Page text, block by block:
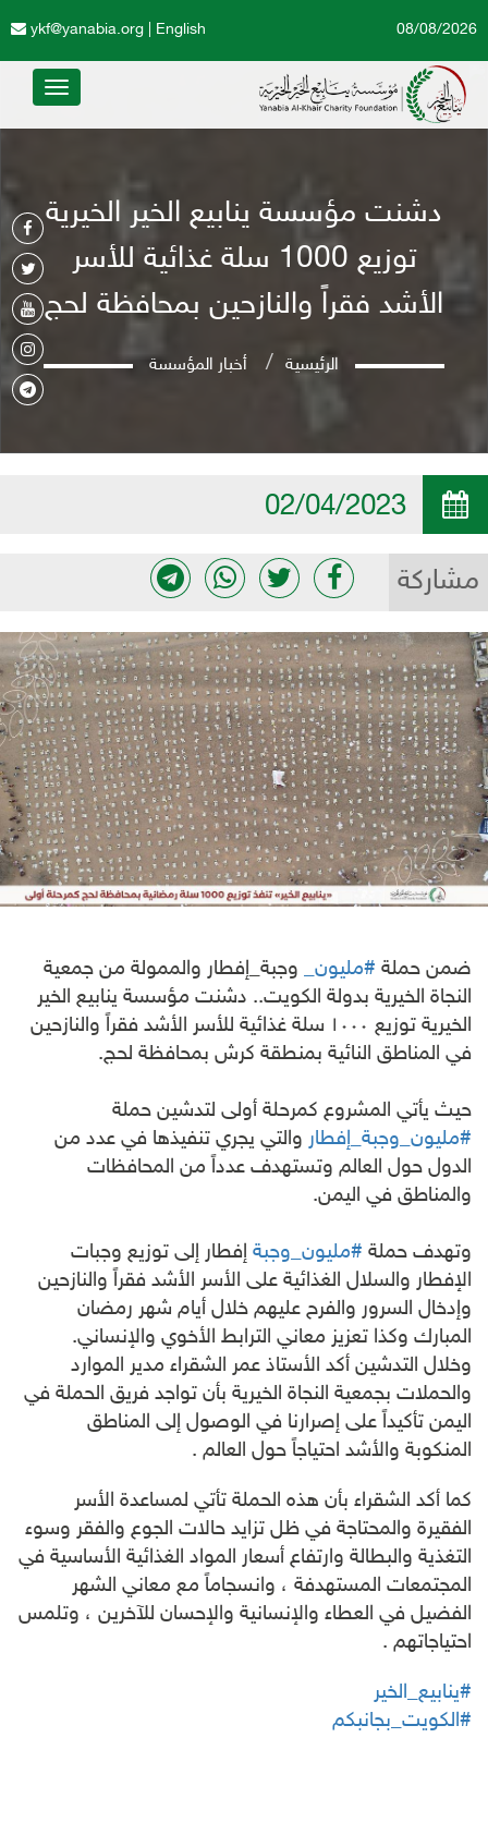
English
ykf@yanabia.org 08/08/2026
Toggle
دشنت مؤسسة ينابيع الخير الخيرية
توزيع 1000 سلة غذائية للأسر
الأشد فقراً والنازحين بمحافظة لحج
الرئيسية أخبار المؤسسة
مشاركة
ضمن حملة #مليون_ وجبة_إفطار والممولة من جمعية
النجاة الخيرية بدولة الكويت.. دشنت مؤسسة ينابيع الخير
الخيرية توزيع ١٠٠٠ سلة غذائية للأسر الأشد فقراً والنازحين
في المناطق النائية بمنطقة كرش بمحافظة لحج.
حيث يأتي المشروع كمرحلة أولى لتدشين حملة
#مليون_وجبة_إفطار والتي يجري تنفيذها في عدد من
الدول حول العالم وتستهدف عدداً من المحافظات
والمناطق في اليمن.
وتهدف حملة #مليون_وجبة إفطار إلى توزيع وجبات
الإفطار والسلال الغذائية على الأسر الأشد فقراً والنازحين
وإدخال السرور والفرح عليهم خلال أيام شهر رمضان
المبارك وكذا تعزيز معاني الترابط الأخوي والإنساني.
وخلال التدشين أكد الأستاذ عمر الشقراء مدير الموارد
والحملات بجمعية النجاة الخيرية بأن تواجد فريق الحملة في
اليمن تأكيداً على إصرارنا في الوصول إلى المناطق
المنكوبة والأشد احتياجاً حول العالم .
كما أكد الشقراء بأن هذه الحملة تأتي لمساعدة الأسر
الفقيرة والمحتاجة في ظل تزايد حالات الجوع والفقر وسوء
التغذية والبطالة وارتفاع أسعار المواد الغذائية الأساسية في
المجتمعات المستهدفة ، وانسجاماً مع معاني الشهر
الفضيل في العطاء والإنسانية والإحسان للآخرين ، وتلمس
احتياجاتهم .
#ينابيع_الخير
#الكويت_بجانبكم